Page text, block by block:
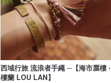
西域行旅 流浪者手繩 ─【海市蜃樓 ‧
樓蘭 LOU LAN】